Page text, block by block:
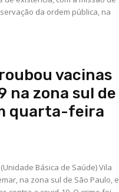
da ordem pública, na
vacinas
na zona sul de
quarta-feira
Básica de Saúde) Vila
na zona sul de São Paulo, e